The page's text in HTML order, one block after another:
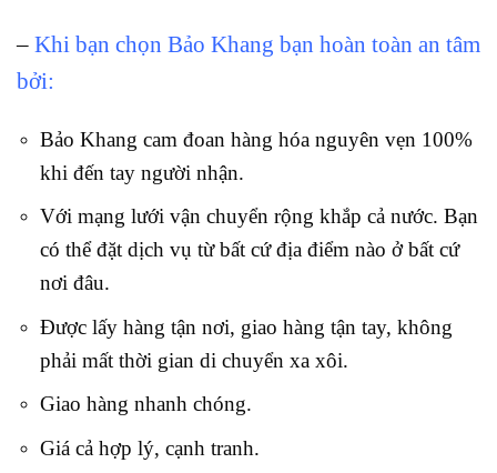
– Khi bạn chọn Bảo Khang bạn hoàn toàn an tâm
bởi:
Bảo Khang cam đoan hàng hóa nguyên vẹn 100%
khi đến tay người nhận.
Với mạng lưới vận chuyển rộng khắp cả nước. Bạn
có thể đặt dịch vụ từ bất cứ địa điểm nào ở bất cứ
nơi đâu.
Được lấy hàng tận nơi, giao hàng tận tay, không
phải mất thời gian di chuyển xa xôi.
Giao hàng nhanh chóng.
Giá cả hợp lý, cạnh tranh.